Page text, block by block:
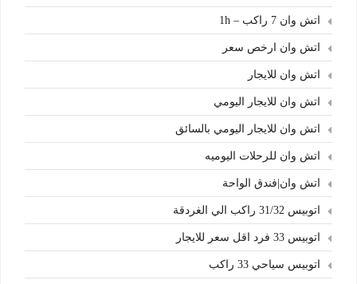
اتش وان 7 راكب – 1h
اتش وان ارخص سعر
اتش وان للايجار
اتش وان للايجار اليومي
اتش وان للايجار اليومي بالسائق
اتش وان للرحلات اليوميه
اتش وان|فندق الواحة
اتوبيس 31/32 راكب الي الغردقة
اتوبيس 33 فرد اقل سعر للايجار
اتوبيس سياحي 33 راكب